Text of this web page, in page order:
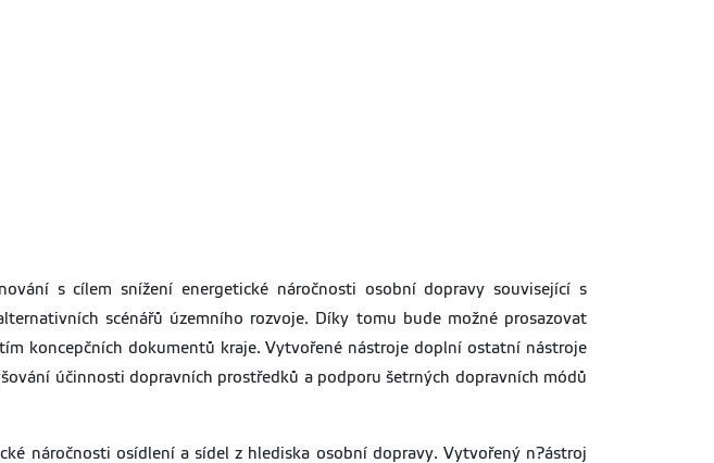
s cílem snížení energetické náročnosti osobní dopravy související s
scénářů územního rozvoje. Díky tomu bude možné prosazovat
koncepčních dokumentů kraje. Vytvořené nástroje doplní ostatní nástroje
účinnosti dopravních prostředků a podporu šetrných dopravních módů
náročnosti osídlení a sídel z hlediska osobní dopravy. Vytvořený n?ástroj